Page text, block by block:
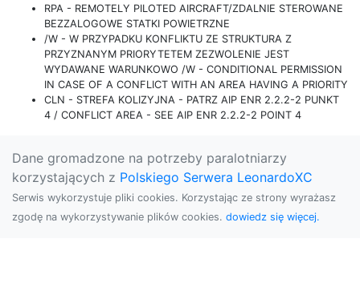
RPA - REMOTELY PILOTED AIRCRAFT/ZDALNIE STEROWANE
BEZZALOGOWE STATKI POWIETRZNE
/W - W PRZYPADKU KONFLIKTU ZE STRUKTURA Z
PRZYZNANYM PRIORYTETEM ZEZWOLENIE JEST
WYDAWANE WARUNKOWO /W - CONDITIONAL PERMISSION
IN CASE OF A CONFLICT WITH AN AREA HAVING A PRIORITY
CLN - STREFA KOLIZYJNA - PATRZ AIP ENR 2.2.2-2 PUNKT
4 / CONFLICT AREA - SEE AIP ENR 2.2.2-2 POINT 4
Dane gromadzone na potrzeby paralotniarzy
korzystających z Polskiego Serwera LeonardoXC
Serwis wykorzystuje pliki cookies. Korzystając ze strony wyrażasz
zgodę na wykorzystywanie plików cookies. dowiedz się więcej.